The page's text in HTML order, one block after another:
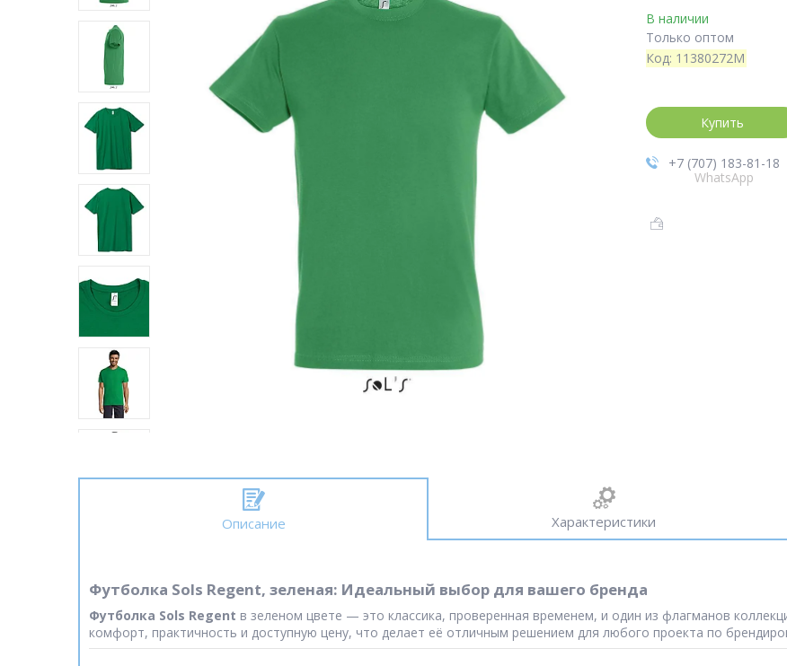
В наличии
Только оптом
Код: 11380272M
Купить
+7 (707) 183-81-18
WhatsApp
Описание Характеристики
Футболка Sols Regent, зеленая: Идеальный выбор для вашего бренда
Футболка Sols Regent в зеленом цвете — это классика, проверенная временем, и один из флагманов
комфорт, практичность и доступную цену, что делает её отличным решением для любого проекта по